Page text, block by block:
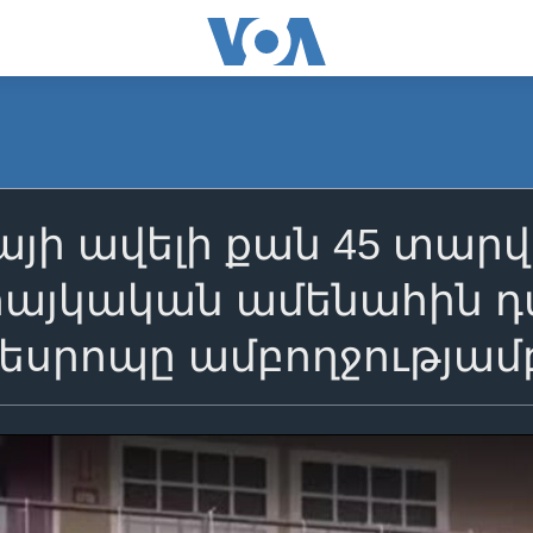
ավելի քան 45
ամենահին
ամբողջությամբ